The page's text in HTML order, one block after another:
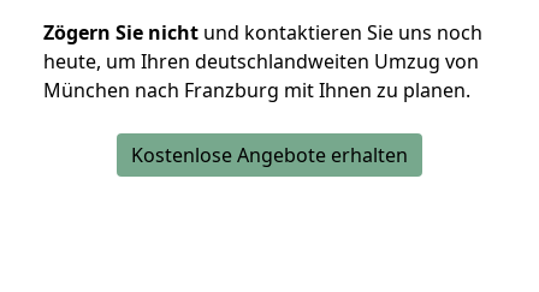
Zögern Sie nicht und kontaktieren Sie uns noch
heute, um Ihren deutschlandweiten Umzug von
München nach Franzburg mit Ihnen zu planen.
Kostenlose Angebote erhalten